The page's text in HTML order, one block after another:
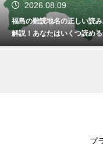
2026.08.09
福島の難読地名の正しい読
解説！あなたはいくつ読め
戦しよう
プ